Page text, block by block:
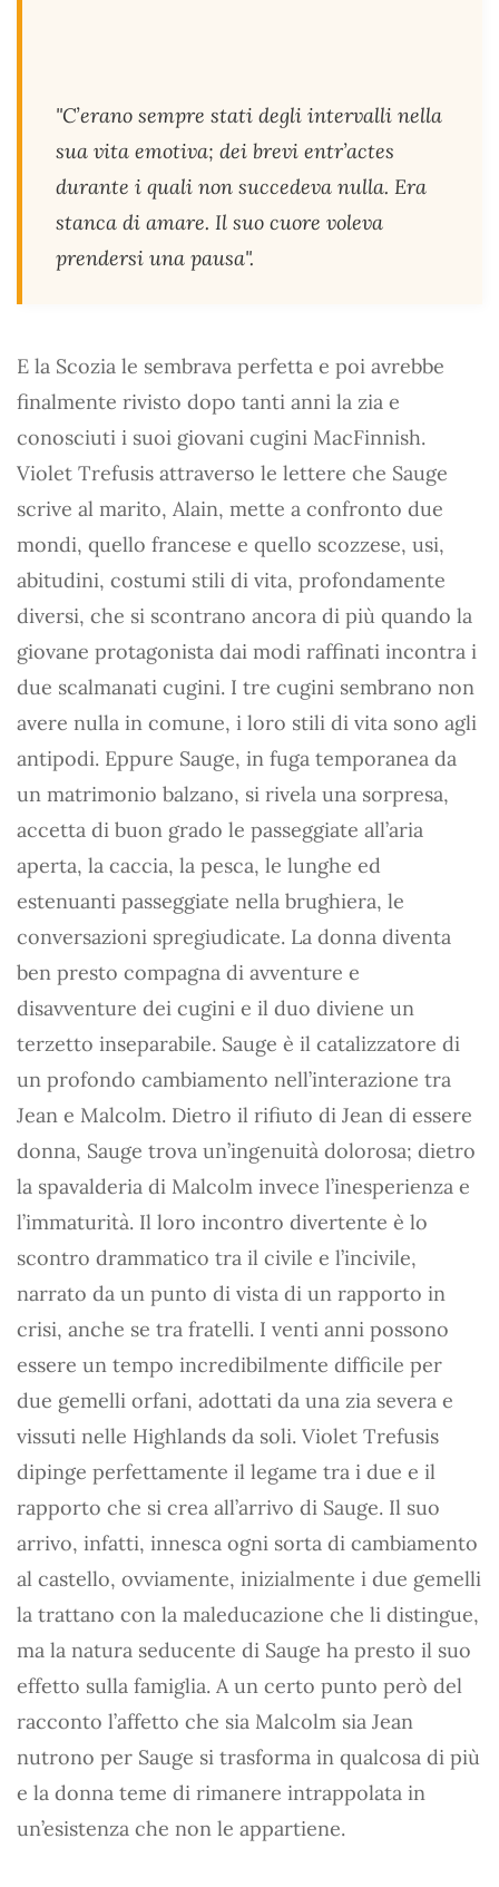
"C’erano sempre stati degli intervalli nella
sua vita emotiva; dei brevi entr’actes
durante i quali non succedeva nulla. Era
stanca di amare. Il suo cuore voleva
prendersi una pausa".
E la Scozia le sembrava perfetta e poi avrebbe
finalmente rivisto dopo tanti anni la zia e
conosciuti i suoi giovani cugini MacFinnish.
Violet Trefusis attraverso le lettere che Sauge
scrive al marito, Alain, mette a confronto due
mondi, quello francese e quello scozzese, usi,
abitudini, costumi stili di vita, profondamente
diversi, che si scontrano ancora di più quando la
giovane protagonista dai modi raffinati incontra i
due scalmanati cugini. I tre cugini sembrano non
avere nulla in comune, i loro stili di vita sono agli
antipodi. Eppure Sauge, in fuga temporanea da
un matrimonio balzano, si rivela una sorpresa,
accetta di buon grado le passeggiate all’aria
aperta, la caccia, la pesca, le lunghe ed
estenuanti passeggiate nella brughiera, le
conversazioni spregiudicate. La donna diventa
ben presto compagna di avventure e
disavventure dei cugini e il duo diviene un
terzetto inseparabile. Sauge è il catalizzatore di
un profondo cambiamento nell’interazione tra
Jean e Malcolm. Dietro il rifiuto di Jean di essere
donna, Sauge trova un’ingenuità dolorosa; dietro
la spavalderia di Malcolm invece l’inesperienza e
l’immaturità. Il loro incontro divertente è lo
scontro drammatico tra il civile e l’incivile,
narrato da un punto di vista di un rapporto in
crisi, anche se tra fratelli. I venti anni possono
essere un tempo incredibilmente difficile per
due gemelli orfani, adottati da una zia severa e
vissuti nelle Highlands da soli. Violet Trefusis
dipinge perfettamente il legame tra i due e il
rapporto che si crea all’arrivo di Sauge. Il suo
arrivo, infatti, innesca ogni sorta di cambiamento
al castello, ovviamente, inizialmente i due gemelli
la trattano con la maleducazione che li distingue,
ma la natura seducente di Sauge ha presto il suo
effetto sulla famiglia. A un certo punto però del
racconto l’affetto che sia Malcolm sia Jean
nutrono per Sauge si trasforma in qualcosa di più
e la donna teme di rimanere intrappolata in
un’esistenza che non le appartiene.